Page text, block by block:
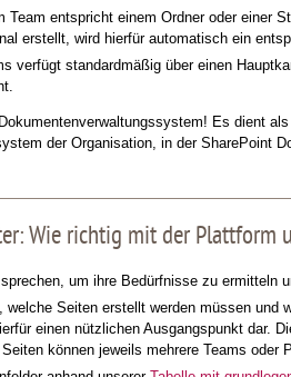
Team entspricht einem Ordner oder einer
erstellt, wird hierfür automatisch ein
verfügt standardmäßig über einen
Es dient
der Organisation, in der SharePoint
Wie richtig mit der Plattform
um ihre Bedürfnisse zu ermitteln
welche Seiten erstellt werden müssen und
einen nützlichen Ausgangspunkt dar.
können jeweils mehrere Teams oder